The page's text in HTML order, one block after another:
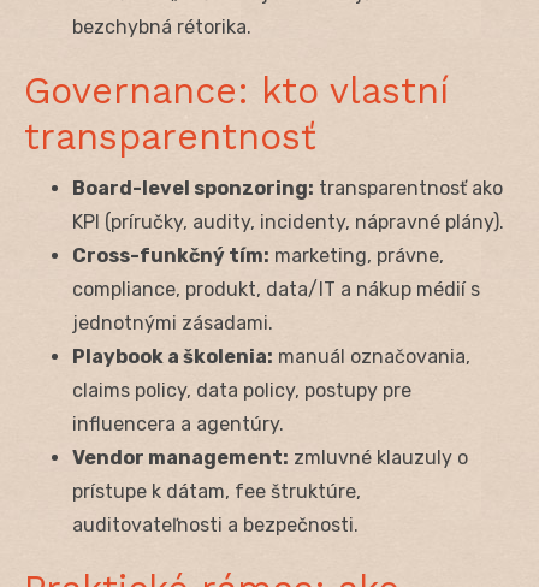
bezchybná rétorika.
Governance: kto vlastní
transparentnosť
Board-level sponzoring: transparentnosť ako
KPI (príručky, audity, incidenty, nápravné plány).
Cross-funkčný tím: marketing, právne,
compliance, produkt, data/IT a nákup médií s
jednotnými zásadami.
Playbook a školenia: manuál označovania,
claims policy, data policy, postupy pre
influencera a agentúry.
Vendor management: zmluvné klauzuly o
prístupe k dátam, fee štruktúre,
auditovateľnosti a bezpečnosti.